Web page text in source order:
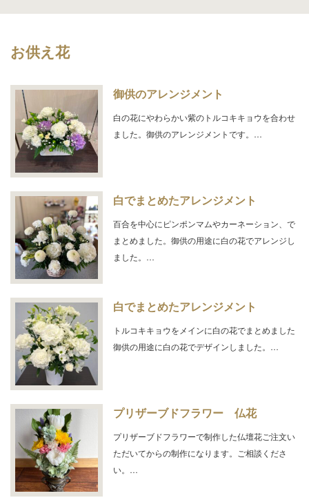
お供え花
御供のアレンジメント
白の花にやわらかい紫のトルコキキョウを合わせ
ました。御供のアレンジメントです。…
白でまとめたアレンジメント
百合を中心にピンポンマムやカーネーション、で
まとめました。御供の用途に白の花でアレンジし
ました。…
白でまとめたアレンジメント
トルコキキョウをメインに白の花でまとめました
御供の用途に白の花でデザインしました。…
プリザーブドフラワー 仏花
プリザーブドフラワーで制作した仏壇花ご注文い
ただいてからの制作になります。ご相談くださ
い。…